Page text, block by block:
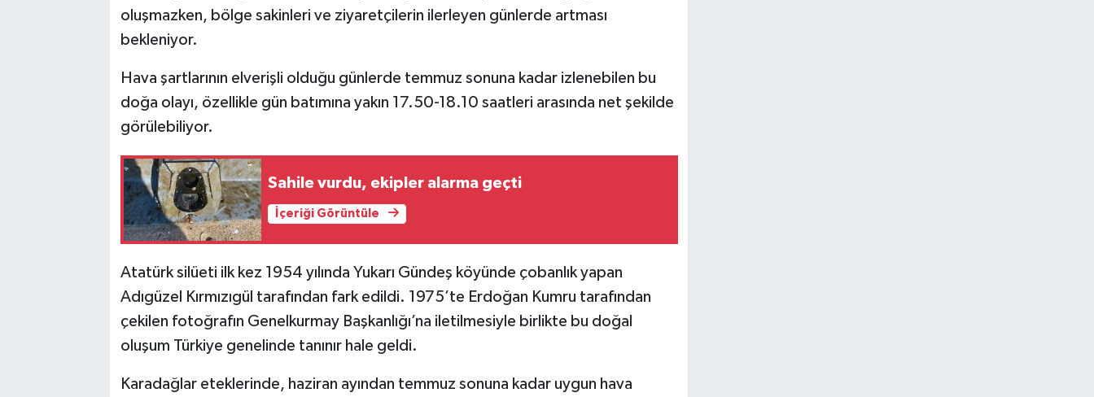
oluşmazken, bölge sakinleri ve ziyaretçilerin ilerleyen günlerde artması
bekleniyor.
Hava şartlarının elverişli olduğu günlerde temmuz sonuna kadar izlenebilen bu
doğa olayı, özellikle gün batımına yakın 17.50-18.10 saatleri arasında net şekilde
görülebiliyor.
Sahile vurdu, ekipler alarma geçti
İçeriği Görüntüle
Atatürk silüeti ilk kez 1954 yılında Yukarı Gündeş köyünde çobanlık yapan
Adıgüzel Kırmızıgül tarafından fark edildi. 1975’te Erdoğan Kumru tarafından
çekilen fotoğrafın Genelkurmay Başkanlığı’na iletilmesiyle birlikte bu doğal
oluşum Türkiye genelinde tanınır hale geldi.
Karadağlar eteklerinde, haziran ayından temmuz sonuna kadar uygun hava